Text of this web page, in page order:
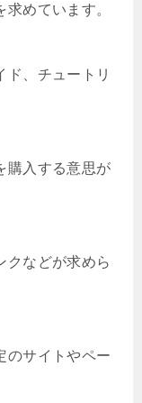
めています。
ド、チュートリ
入する意思が
クなどが求めら
サイトやペー